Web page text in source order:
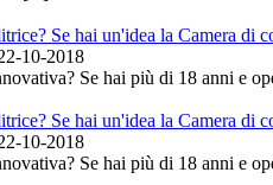
Se hai un'idea la Camera di
10-2018
Se hai più di 18 anni e
Se hai un'idea la Camera di
10-2018
Se hai più di 18 anni e